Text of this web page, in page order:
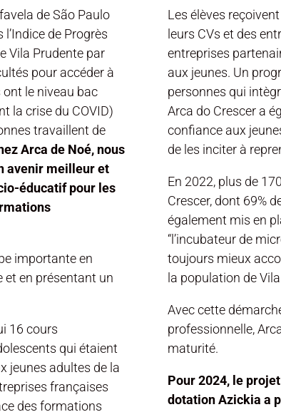
de São Paulo
de Progrès
Vila Prudente par
pour accéder à
ont le niveau bac
la crise du COVID)
travaillent de
Arca de Noé, nous
avenir meilleur et
éducatif pour les
importante en
et en présentant un
16 cours
qui étaient
jeunes adultes de la
françaises
des formations
Les élèves
leurs CVs et des
entreprises
aux jeunes. Un
personnes qui
Arca do Crescer a
confiance aux
de les inciter à
En 2022, plus de
Crescer, dont 69%
également mis en
“l’incubateur de
toujours mieux
la population de
Avec cette
professionnelle,
maturité.
Pour 2024, le
dotation Azickia a